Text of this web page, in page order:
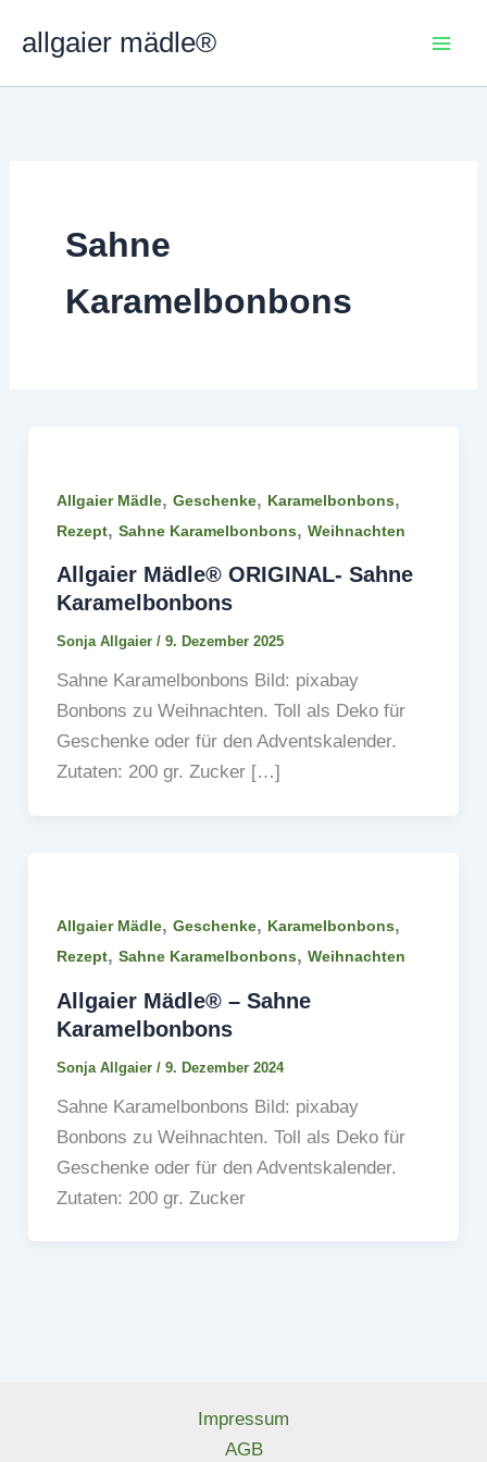
Inhaltallgaier mädle®
Sahne
Karamelbonbons
Allgaier Mädle, Geschenke, Karamelbonbons,
Rezept, Sahne Karamelbonbons, Weihnachten
Allgaier Mädle® ORIGINAL- Sahne
Karamelbonbons
Sonja Allgaier / 9. Dezember 2025
Sahne Karamelbonbons Bild: pixabay
Bonbons zu Weihnachten. Toll als Deko für
Geschenke oder für den Adventskalender.
Zutaten: 200 gr. Zucker […]
Allgaier Mädle, Geschenke, Karamelbonbons,
Rezept, Sahne Karamelbonbons, Weihnachten
Allgaier Mädle® – Sahne
Karamelbonbons
Sonja Allgaier / 9. Dezember 2024
Sahne Karamelbonbons Bild: pixabay
Bonbons zu Weihnachten. Toll als Deko für
Geschenke oder für den Adventskalender.
Zutaten: 200 gr. Zucker
Impressum
AGB